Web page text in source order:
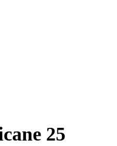
25